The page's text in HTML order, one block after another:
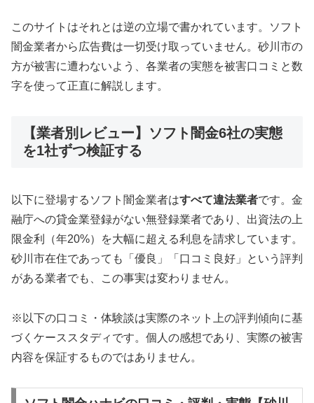
このサイトはそれとは逆の立場で書かれています。ソフト
闇金業者から広告費は一切受け取っていません。砂川市の
方が被害に遭わないよう、各業者の実態を被害口コミと数
字を使って正直に解説します。
【業者別レビュー】ソフト闇金6社の実態
を1社ずつ検証する
以下に登場するソフト闇金業者はすべて違法業者です。金
融庁への貸金業登録がない無登録業者であり、出資法の上
限金利（年20%）を大幅に超える利息を請求しています。
砂川市在住であっても「優良」「口コミ良好」という評判
がある業者でも、この事実は変わりません。
※以下の口コミ・体験談は実際のネット上の評判傾向に基
づくケーススタディです。個人の感想であり、実際の被害
内容を保証するものではありません。